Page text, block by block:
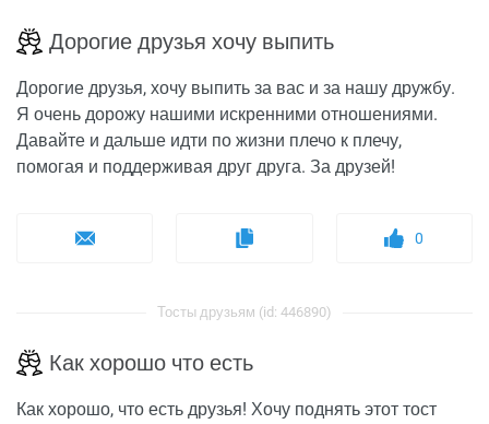
Дорогие друзья хочу выпить
Дорогие друзья, хочу выпить за вас и за нашу дружбу.
Я очень дорожу нашими искренними отношениями.
Давайте и дальше идти по жизни плечо к плечу,
помогая и поддерживая друг друга. За друзей!
0
Тосты друзьям (id: 446890)
Как хорошо что есть
Как хорошо, что есть друзья! Хочу поднять этот тост